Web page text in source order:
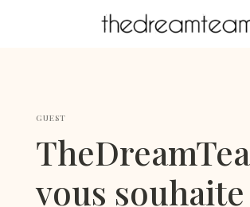
GUEST
vous souhaite